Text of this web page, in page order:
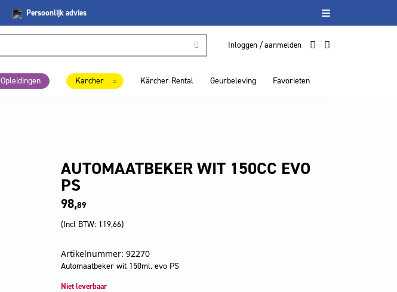
Persoonlijkadvies
Inloggen / aanmelden
Opleidingen Karcher Kärcher Rental Geurbeleving Favorieten
AUTOMAATBEKER WIT 150CC EVO
PS
98,89
(Incl BTW: 119,66)
Artikelnummer: 92270
Automaatbeker wit 150ml. evo PS
Niet leverbaar